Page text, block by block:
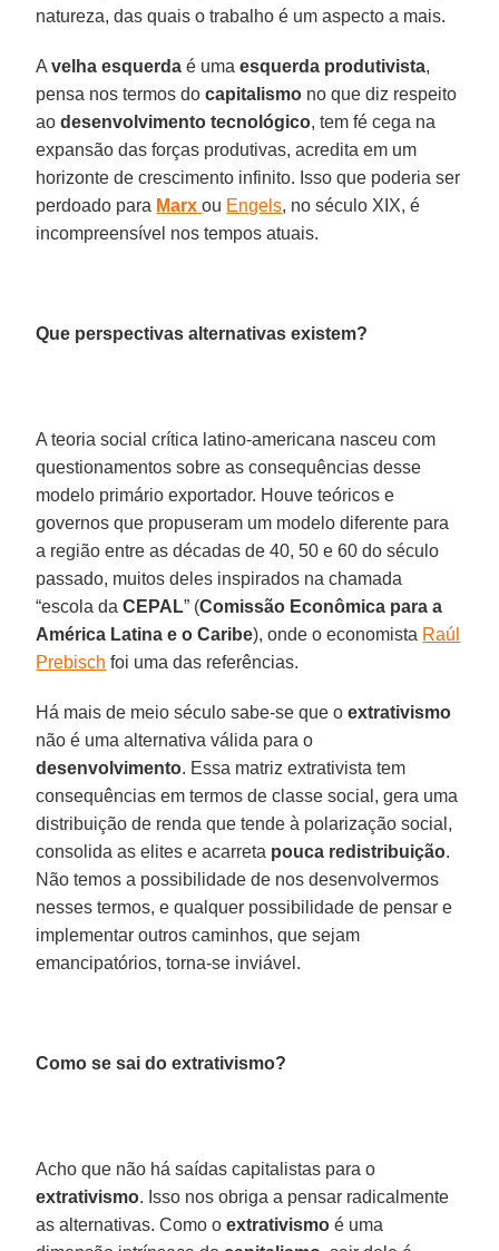
natureza, das quais o trabalho é um aspecto a mais.
Avelha esquerda é umaesquerda produtivista,
pensa nos termos docapitalismo no que diz respeito
aodesenvolvimento tecnológico, tem fé cega na
expansão das forças produtivas, acredita em um
horizonte de crescimento infinito. Isso que poderia ser
perdoado para Marx ou Engels, no século XIX, é
incompreensível nos tempos atuais.
Que perspectivas alternativas existem?
A teoria social crítica latino-americana nasceu com
questionamentos sobre as consequências desse
modelo primário exportador. Houve teóricos e
governos que propuseram um modelo diferente para
a região entre as décadas de 40, 50 e 60 do século
passado, muitos deles inspirados na chamada
“escola daCEPAL” (Comissão Econômica para a
América Latina e o Caribe), onde o economista Raúl
Prebisch foi uma das referências.
Há mais de meio século sabe-se que oextrativismo
não é uma alternativa válida para o
desenvolvimento. Essa matriz extrativista tem
consequências em termos de classe social, gera uma
distribuição de renda que tende à polarização social,
consolida as elites e acarreta pouca redistribuição.
Não temos a possibilidade de nos desenvolvermos
nesses termos, e qualquer possibilidade de pensar e
implementar outros caminhos, que sejam
emancipatórios, torna-se inviável.
Como se sai do extrativismo?
Acho que não há saídas capitalistas para o
extrativismo. Isso nos obriga a pensar radicalmente
as alternativas. Como oextrativismo é uma